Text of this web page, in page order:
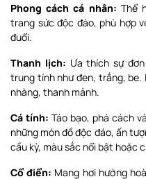
Phong cách cá nhân: Thể
trang sức độc đáo, phù hợp
đuổi.
Thanh lịch: Ưa thích sự
trung tính như đen, trắng,
nhàng, thanh mảnh.
Cá tính: Táo bạo, phá cách
những món đồ độc đáo, ấn
cầu kỳ, màu sắc nổi bật hoặc
Cổ điển: Mang hơi hướng